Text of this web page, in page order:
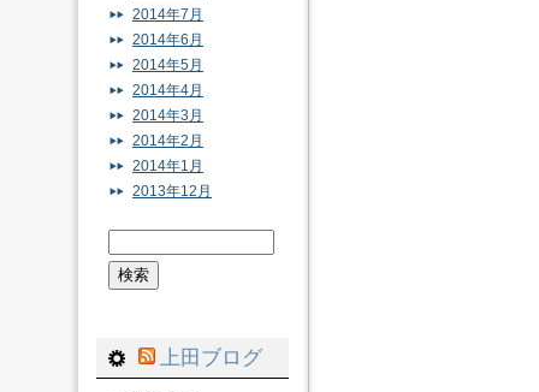
2014年7月
2014年6月
2014年5月
2014年4月
2014年3月
2014年2月
2014年1月
2013年12月
上田ブログ